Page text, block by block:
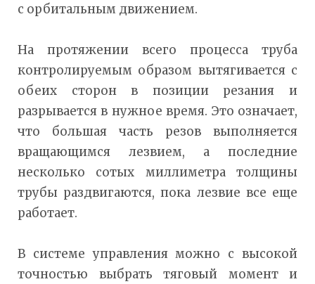
с орбитальным движением.
На протяжении всего процесса труба
контролируемым образом вытягивается с
обеих сторон в позиции резания и
разрывается в нужное время. Это означает,
что большая часть резов выполняется
вращающимся лезвием, а последние
несколько сотых миллиметра толщины
трубы раздвигаются, пока лезвие все еще
работает.
В системе управления можно с высокой
точностью выбрать тяговый момент и